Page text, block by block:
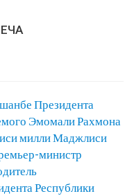
Президента
Эмомали Рахмона
милли Маджлиси
министр
Республики